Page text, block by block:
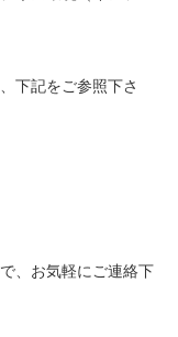
下記をご参照下さ
、お気軽にご連絡下